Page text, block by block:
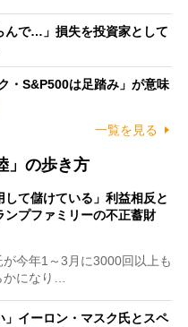
んで…」損失を投資家として
・S&P500は足踏み」が意味
一覧を見る
」の歩き方
して儲けている」利益相反と
ンプファミリーの不正蓄財
今年1～3月に3000回以上も
になり…
」イーロン・マスク氏とスペ